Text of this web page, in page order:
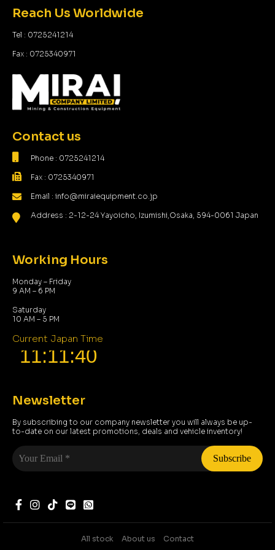
Reach Us Worldwide
Tel : 0725241214
Fax : 0725340971
Contact us
Phone : 0725241214
Fax : 0725340971
Email : info@miraiequipment.co.jp
Address : 2-12-24 Yayoicho, Izumishi,Osaka, 594-0061 Japan
Working Hours
Monday – Friday
9 AM – 6 PM
Saturday
10 AM – 5 PM
Current Japan Time
Newsletter
By subscribing to our company newsletter you will always be up-
to-date on our latest promotions, deals and vehicle inventory!
Your
Email
All stock About us Contact